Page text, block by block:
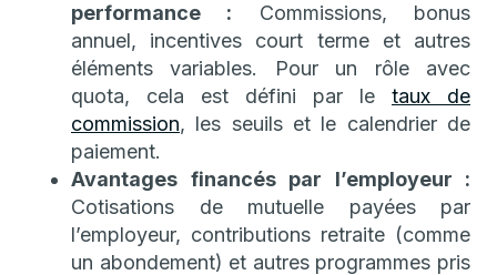
performance : Commissions, bonus
annuel, incentives court terme et autres
éléments variables. Pour un rôle avec
quota, cela est défini par le taux de
commission, les seuils et le calendrier de
paiement.
Avantages financés par l’employeur :
Cotisations de mutuelle payées par
l’employeur, contributions retraite (comme
un abondement) et autres programmes pris